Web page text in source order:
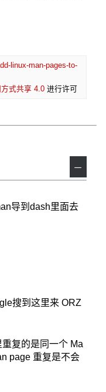
linux-man-pages-to-
式共享 4.0进行许可
－
导到dash里面去
搜到这里来 ORZ
复的是同一个 Ma
page 重复是不会